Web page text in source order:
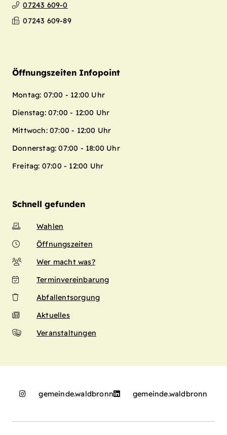
07243 609-0
07243 609-89
Öffnungszeiten Infopoint
Montag: 07:00 - 12:00 Uhr
Dienstag: 07:00 - 12:00 Uhr
Mittwoch: 07:00 - 12:00 Uhr
Donnerstag: 07:00 - 18:00 Uhr
Freitag: 07:00 - 12:00 Uhr
Schnell gefunden
Wahlen
Öffnungszeiten
Wer macht was?
Terminvereinbarung
Abfallentsorgung
Aktuelles
Veranstaltungen
gemeinde.waldbronn gemeinde.waldbronn